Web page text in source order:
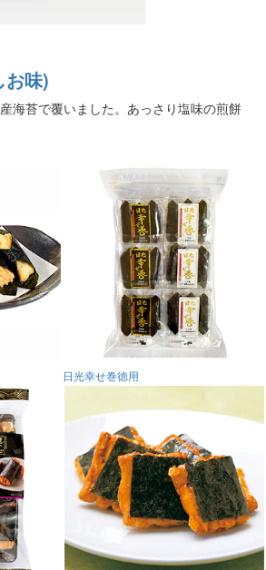
お味)
海苔で覆いました。あっさり塩味の煎餅
日光幸せ巻徳用